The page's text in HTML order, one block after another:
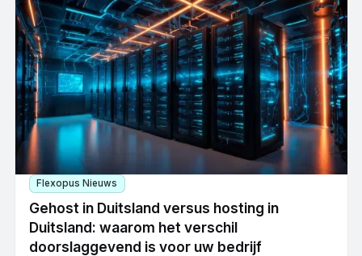
Flexopus Nieuws
Gehost in Duitsland versus hosting in
Duitsland: waarom het verschil
doorslaggevend is voor uw bedrijf